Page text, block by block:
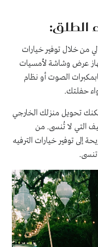
الطلق:
من خلال توفير خيارات
جهاز عرض وشاشة لأمسيات
الصوت أو نظام
حفلتك.
تحويل منزلك الخارجي
التي لا تُنسى. من
إلى توفير خيارات الترفيه